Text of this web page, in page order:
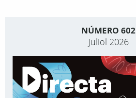
NÚMERO 602
Juliol 2026